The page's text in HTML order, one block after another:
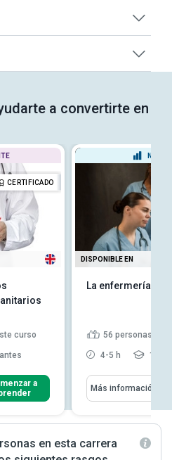
a convertirte en
CERTIFICADO
curso
a
NIVEL
DISPONIBLE EN
La enfermería en
56 personas les
4-5 h
Más información
en esta carrera